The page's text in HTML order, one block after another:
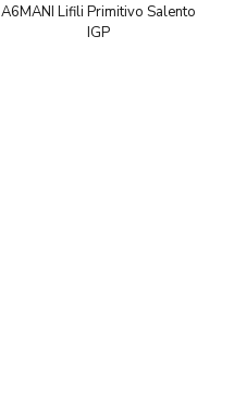
A6MANI Lifili Primitivo Salento
IGP